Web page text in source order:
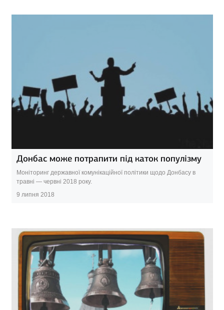
Донбас може потрапити під каток популізму
Моніторинг державної комунікаційної політики щодо Донбасу в
травні — червні 2018 року.
9 липня 2018